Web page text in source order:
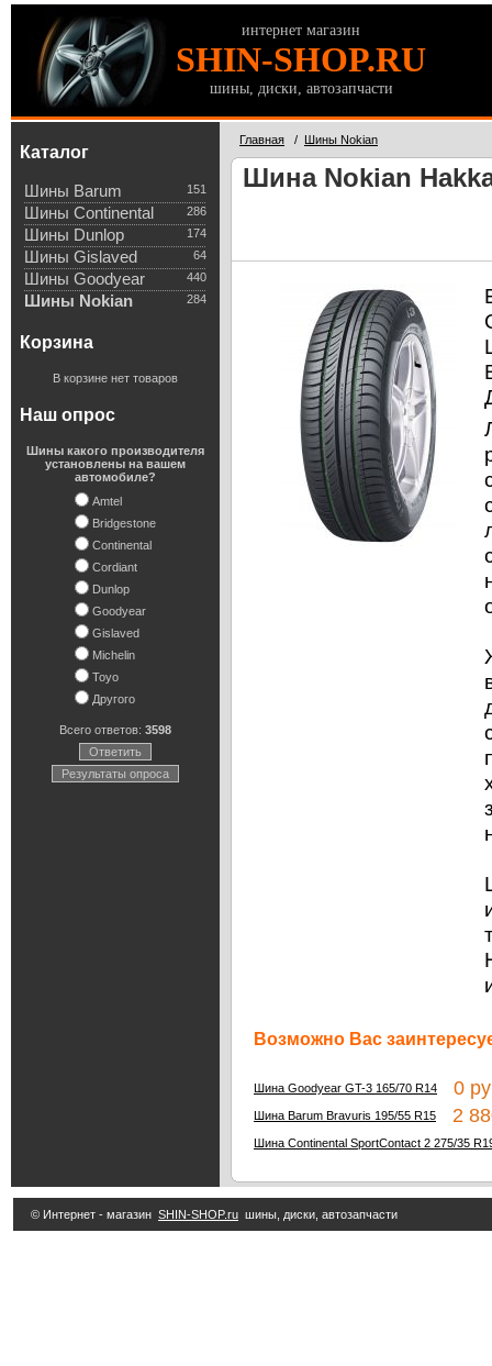
интернет магазин
SHIN-SHOP.RU
шины, диски, автозапчасти
Каталог
151
Шины Barum
286
Шины Continental
174
Шины Dunlop
64
Шины Gislaved
440
Шины Goodyear
284
Шины Nokian
Корзина
В корзине нет товаров
Наш опрос
Шины какого производителя
установлены на вашем
автомобиле?
Amtel
Bridgestone
Continental
Cordiant
Dunlop
Goodyear
Gislaved
Michelin
Toyo
Другого
Всего ответов: 3598
Ответить
Результаты опроса
Главная / Шины Nokian
Шина Nokian
Возможно Вас
Шина Goodyear GT-3 165/70 R14 0
Шина Barum Bravuris 195/55 R15 2
Шина Continental SportContact 2 275/35
© Интернет - магазин SHIN-SHOP.ru шины, диски, автозапчасти